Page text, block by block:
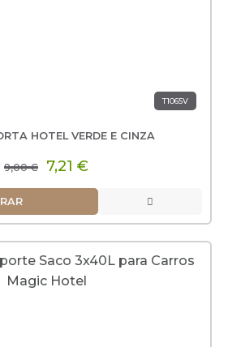
T1065V
HOTEL VERDE E CINZA
9,00 € 7,21 €